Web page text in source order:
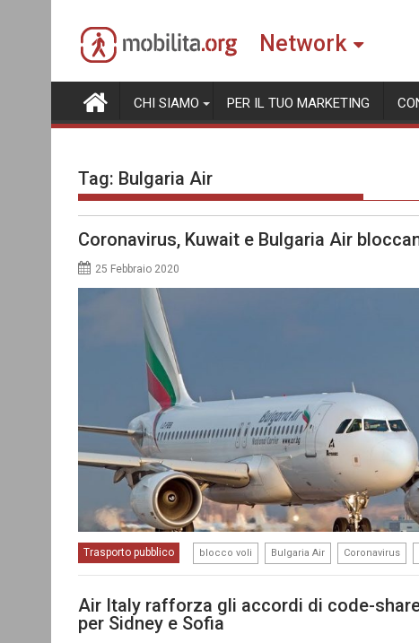
content
Network
CHI SIAMO PER IL TUO MARKETING
Tag: Bulgaria Air
Coronavirus, Kuwait e Bulgaria Air
25 Febbraio 2020
Trasporto pubblico blocco voli Bulgaria Air Coronavirus
Air Italy rafforza gli accordi di code-
per Sidney e Sofia